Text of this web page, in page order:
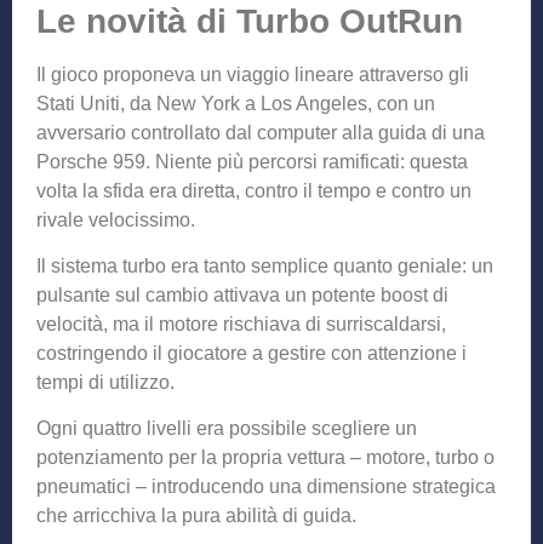
Le novità di Turbo OutRun
Il gioco proponeva un viaggio lineare attraverso gli
Stati Uniti, da New York a Los Angeles, con un
avversario controllato dal computer alla guida di una
Porsche 959. Niente più percorsi ramificati: questa
volta la sfida era diretta, contro il tempo e contro un
rivale velocissimo.
Il sistema turbo era tanto semplice quanto geniale: un
pulsante sul cambio attivava un potente boost di
velocità, ma il motore rischiava di surriscaldarsi,
costringendo il giocatore a gestire con attenzione i
tempi di utilizzo.
Ogni quattro livelli era possibile scegliere un
potenziamento per la propria vettura – motore, turbo o
pneumatici – introducendo una dimensione strategica
che arricchiva la pura abilità di guida.